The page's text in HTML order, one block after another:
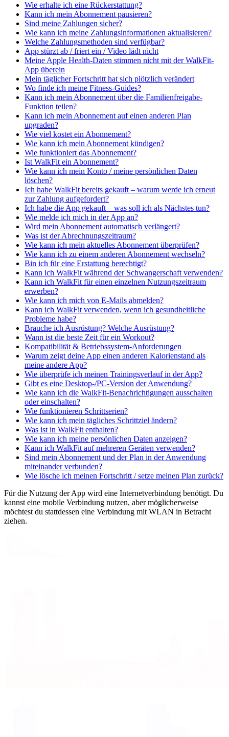
Wie erhalte ich eine Rückerstattung?
Kann ich mein Abonnement pausieren?
Sind meine Zahlungen sicher?
Wie kann ich meine Zahlungsinformationen aktualisieren?
Welche Zahlungsmethoden sind verfügbar?
App stürzt ab / friert ein / Video lädt nicht
Meine Apple Health-Daten stimmen nicht mit der WalkFit-
App überein
Mein täglicher Fortschritt hat sich plötzlich verändert
Wo finde ich meine Fitness-Guides?
Kann ich mein Abonnement über die Familienfreigabe-
Funktion teilen?
Kann ich mein Abonnement auf einen anderen Plan
upgraden?
Wie viel kostet ein Abonnement?
Wie kann ich mein Abonnement kündigen?
Wie funktioniert das Abonnement?
Ist WalkFit ein Abonnement?
Wie kann ich mein Konto / meine persönlichen Daten
löschen?
Ich habe WalkFit bereits gekauft – warum werde ich erneut
zur Zahlung aufgefordert?
Ich habe die App gekauft – was soll ich als Nächstes tun?
Wie melde ich mich in der App an?
Wird mein Abonnement automatisch verlängert?
Was ist der Abrechnungszeitraum?
Wie kann ich mein aktuelles Abonnement überprüfen?
Wie kann ich zu einem anderen Abonnement wechseln?
Bin ich für eine Erstattung berechtigt?
Kann ich WalkFit während der Schwangerschaft verwenden?
Kann ich WalkFit für einen einzelnen Nutzungszeitraum
erwerben?
Wie kann ich mich von E-Mails abmelden?
Kann ich WalkFit verwenden, wenn ich gesundheitliche
Probleme habe?
Brauche ich Ausrüstung? Welche Ausrüstung?
Wann ist die beste Zeit für ein Workout?
Kompatibilität & Betriebssystem-Anforderungen
Warum zeigt deine App einen anderen Kalorienstand als
meine andere App?
Wie überprüfe ich meinen Trainingsverlauf in der App?
Gibt es eine Desktop-/PC-Version der Anwendung?
Wie kann ich die WalkFit-Benachrichtigungen ausschalten
oder einschalten?
Wie funktionieren Schrittserien?
Wie kann ich mein tägliches Schrittziel ändern?
Was ist in WalkFit enthalten?
Wie kann ich meine persönlichen Daten anzeigen?
Kann ich WalkFit auf mehreren Geräten verwenden?
Sind mein Abonnement und der Plan in der Anwendung
miteinander verbunden?
Wie lösche ich meinen Fortschritt / setze meinen Plan zurück?
Für die Nutzung der App wird eine Internetverbindung benötigt. Du
kannst eine mobile Verbindung nutzen, aber möglicherweise
möchtest du stattdessen eine Verbindung mit WLAN in Betracht
ziehen.